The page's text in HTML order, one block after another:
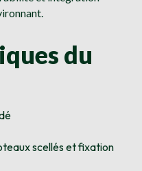
du
scellés et fixation